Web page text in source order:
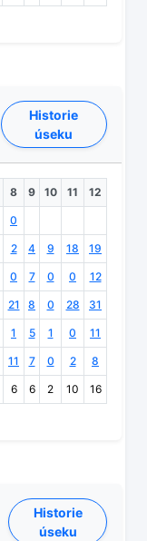
Historie
úseku
8 9 10 11 12
0
2 4 9 18 19
0 7 0 0 12
21 8 0 28 31
1 5 1 0 11
11 7 0 2 8
6 6 2 10 16
Historie
úseku